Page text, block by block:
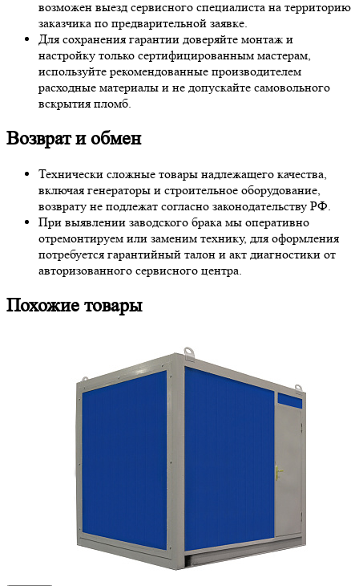
возможен выезд сервисного специалиста на территорию
заказчика по предварительной заявке.
Для сохранения гарантии доверяйте монтаж и
настройку только сертифицированным мастерам,
используйте рекомендованные производителем
расходные материалы и не допускайте самовольного
вскрытия пломб.
Возврат и обмен
Технически сложные товары надлежащего качества,
включая генераторы и строительное оборудование,
возврату не подлежат согласно законодательству РФ.
При выявлении заводского брака мы оперативно
отремонтируем или заменим технику, для оформления
потребуется гарантийный талон и акт диагностики от
авторизованного сервисного центра.
Похожие товары